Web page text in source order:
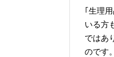
｢生理
いる方
ではあ
のです。